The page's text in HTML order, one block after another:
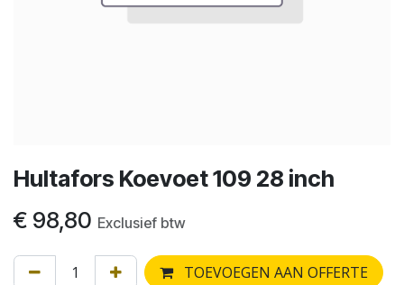
Hultafors Koevoet 109 28 inch
€ 98,80 Exclusief btw
TOEVOEGEN AAN OFFERTE